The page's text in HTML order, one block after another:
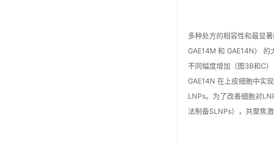
多种处方的相容性和最显
GAE14M 和 GAE14N）
不同幅度增加（图3B和C
GAE14N 在上皮细胞中实
LNPs。为了改善细胞对
法制备SLNPs），共聚焦